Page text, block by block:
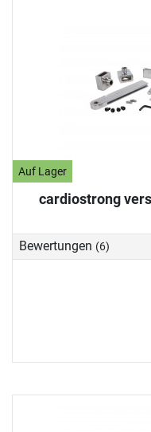
Auf Lager
cardiostrong
Bewertungen (6)